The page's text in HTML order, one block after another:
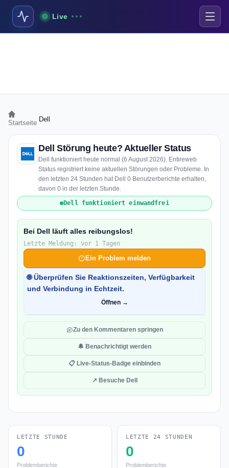
Live
Startseite Dell
Dell Störung heute? Aktueller Status
Dell funktioniert heute normal (6 August 2026). Entireweb
Status registriert keine aktuellen Störungen oder Probleme. In
den letzten 24 Stunden hat Dell 0 Benutzerberichte erhalten,
davon 0 in der letzten Stunde.
Dell funktioniert einwandfrei
Bei Dell läuft alles reibungslos!
Letzte Meldung: vor 1 Tagen
Ein Problem melden
🌐 Überprüfen Sie Reaktionszeiten, Verfügbarkeit
und Verbindung in Echtzeit.
Öffnen →
Zu den Kommentaren springen
🔔 Benachrichtigt werden
📋 Live-Status-Badge einbinden
↗ Besuche Dell
LETZTE STUNDE
0
Problemberichte
LETZTE 24 STUNDEN
0
Problemberichte